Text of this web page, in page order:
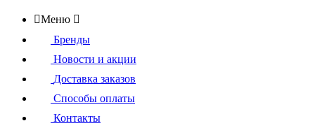
Меню 
Бренды
Новости и акции
Доставка заказов
Способы оплаты
Контакты